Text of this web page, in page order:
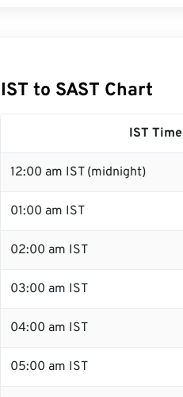
IST to SAST Chart
IST Time
12:00 am IST (midnight)
01:00 am IST
02:00 am IST
03:00 am IST
04:00 am IST
05:00 am IST